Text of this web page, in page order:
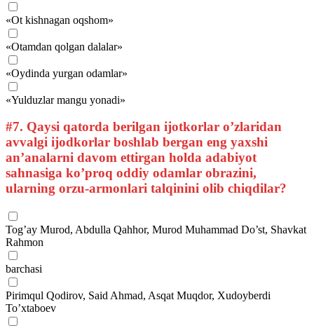
«Ot kishnagan oqshom»
«Otamdan qolgan dalalar»
«Oydinda yurgan odamlar»
«Yulduzlar mangu yonadi»
#7. Qaysi qatorda berilgan ijotkorlar o’zlaridan
avvalgi ijodkorlar boshlab bergan eng yaxshi
an’analarni davom ettirgan holda adabiyot
sahnasiga ko’proq oddiy odamlar obrazini,
ularning orzu-armonlari talqinini olib chiqdilar?
Tog’ay Murod, Abdulla Qahhor, Murod Muhammad Do’st, Shavkat
Rahmon
barchasi
Pirimqul Qodirov, Said Ahmad, Asqat Muqdor, Xudoyberdi
To’xtaboev